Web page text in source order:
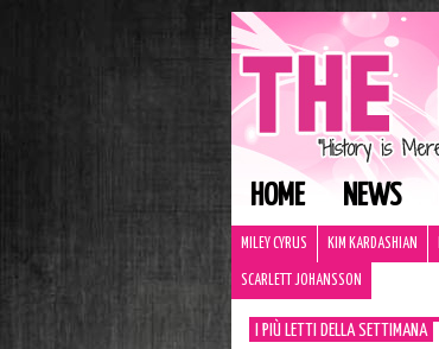
HOME NEWS
MILEY CYRUS KIM KARDASHIAN
SCARLETT JOHANSSON
I PIÙ LETTI DELLA SETTIMANA